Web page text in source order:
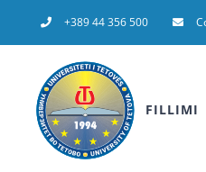
to
+389 44 356 500
FILLIMI